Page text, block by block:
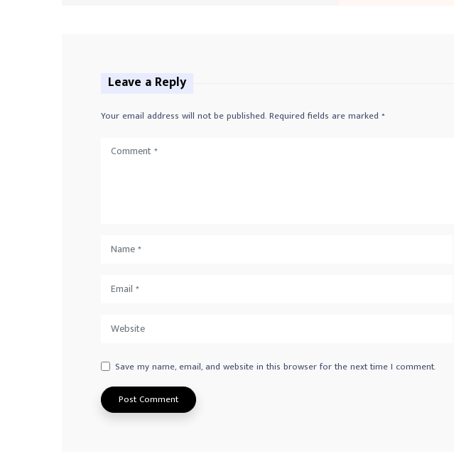
Leave a Reply
Your email address will not be published.Required fields are marked *
Save my name, email, and website in this browser for the next time I comment.